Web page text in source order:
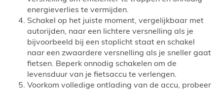
energieverlies te vermijden.
Schakel op het juiste moment, vergelijkbaar met
autorijden, naar een lichtere versnelling als je
bijvoorbeeld bij een stoplicht staat en schakel
naar een zwaardere versnelling als je sneller gaat
fietsen. Beperk onnodig schakelen om de
levensduur van je fietsaccu te verlengen.
Voorkom volledige ontlading van de accu, probeer